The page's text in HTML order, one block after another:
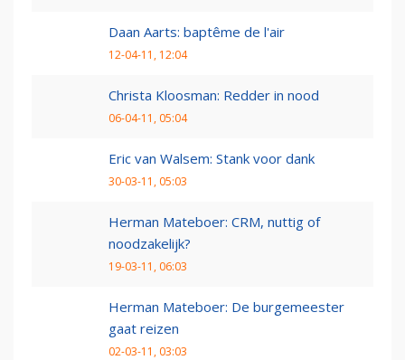
Daan Aarts: baptême de l'air
12-04-11, 12:04
Christa Kloosman: Redder in nood
06-04-11, 05:04
Eric van Walsem: Stank voor dank
30-03-11, 05:03
Herman Mateboer: CRM, nuttig of
noodzakelijk?
19-03-11, 06:03
Herman Mateboer: De burgemeester
gaat reizen
02-03-11, 03:03